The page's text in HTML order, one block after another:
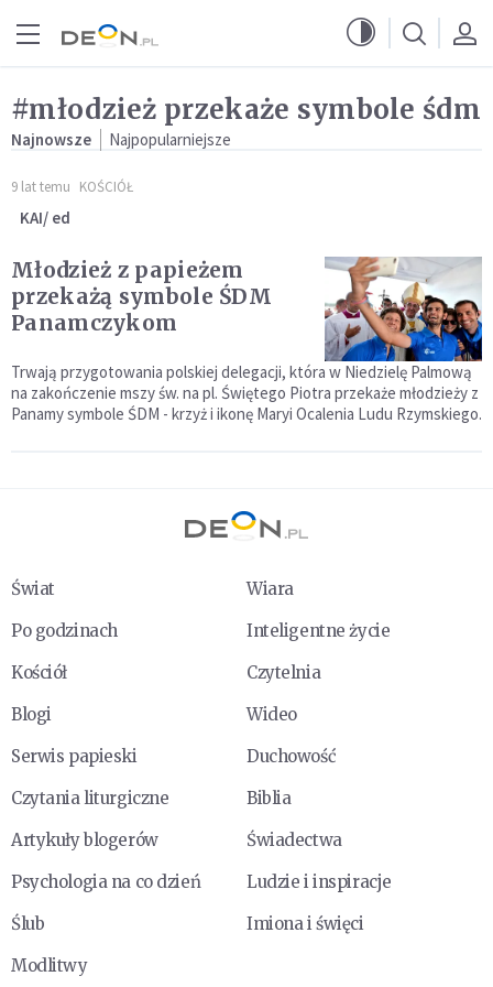
#młodzież przekaże symbole śdm
Najnowsze Najpopularniejsze
9 lat temu KOŚCIÓŁ
KAI/ ed
Młodzież z papieżem
przekażą symbole ŚDM
Panamczykom
Trwają przygotowania polskiej delegacji, która w Niedzielę Palmową
na zakończenie mszy św. na pl. Świętego Piotra przekaże młodzieży z
Panamy symbole ŚDM - krzyż i ikonę Maryi Ocalenia Ludu Rzymskiego.
Świat
Wiara
Po godzinach
Inteligentne życie
Kościół
Czytelnia
Blogi
Wideo
Serwis papieski
Duchowość
Czytania liturgiczne
Biblia
Artykuły blogerów
Świadectwa
Psychologia na co dzień
Ludzie i inspiracje
Ślub
Imiona i święci
Modlitwy